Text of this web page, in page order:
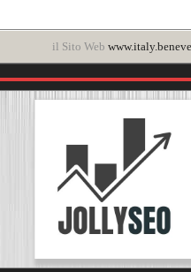
il Sito Web